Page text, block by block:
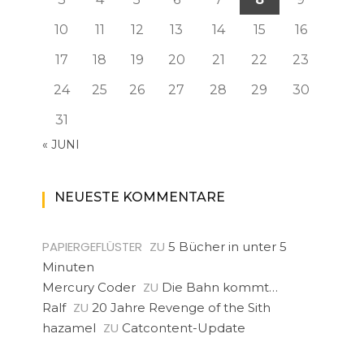
10
11 12 13 14 15
16
17
18 19 20 21 22
23
24
25 26 27 28 29
30
31
« JUNI
NEUESTE KOMMENTARE
PAPIERGEFLÜSTER ZU 5 Bücher in unter 5
Minuten
Mercury Coder ZU Die Bahn kommt…
Ralf ZU 20 Jahre Revenge of the Sith
hazamel ZU Catcontent-Update